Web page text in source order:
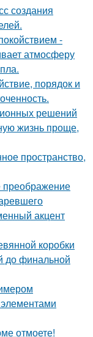
создания
-
атмосферу
порядок и
решений
жизнь проще,
пространство,
акцент
коробки
до финальной
отмоете!